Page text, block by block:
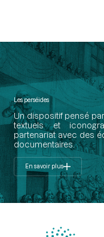
Les perséides
Un dispositif pensé
textuels et
partenariat avec des
documentaires.
En savoir plus